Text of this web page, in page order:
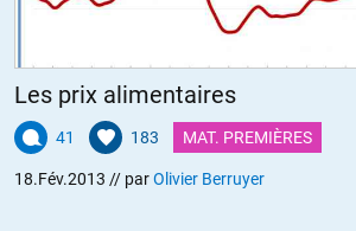
Les prix alimentaires
41 183 MAT. PREMIÈRES
18.Fév.2013 // parOlivier Berruyer